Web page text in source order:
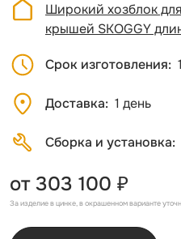
Широкий хозблок
крышей SKOGGY
Срок изготовления
Доставка 1 день
Сборка и установка
от 303 100 ₽
За изделие в цинке, в окрашенном варианте